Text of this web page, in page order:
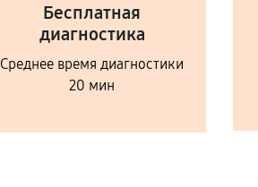
Бесплатная
диагностика
Среднее время диагностики
20 мин